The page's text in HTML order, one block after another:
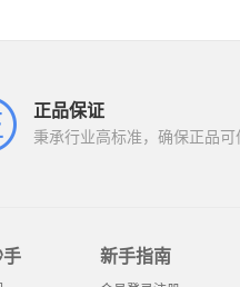
正品保证
秉承行业高标准，确保正品可
新手指南